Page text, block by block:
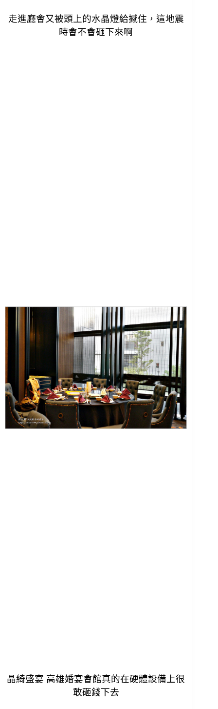
走進廳會又被頭上的水晶燈給撼住， 這地震
時會不會砸下來啊
晶綺盛宴 高雄婚宴會館真的在硬體設備上很
敢砸錢下去